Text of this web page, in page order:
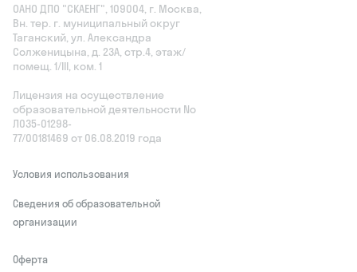
ОАНО ДПО "СКАЕНГ", 109004, г. Москва,
Вн. тер. г. муниципальный округ
Таганский, ул. Александра
Солженицына, д. 23А, стр.4, этаж/
помещ. 1/III, ком. 1
Лицензия на осуществление
образовательной деятельности No
Л035‑01298-
77/00181469 от 06.08.2019 года
Условия использования
Сведения об образовательной
организации
Оферта